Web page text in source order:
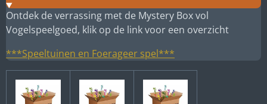
Ontdek de verrassing met de Mystery Box vol
Vogelspeelgoed, klik op de link voor een overzicht
***Speeltuinen en Foerageer spel***